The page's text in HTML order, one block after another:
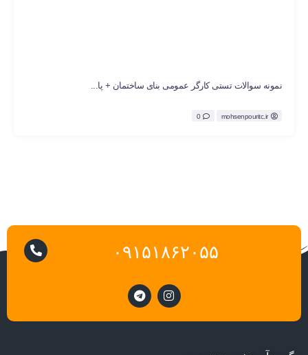
نمونه سوالات تستی کارگر عمومی بنای ساختمان + پا...
mohsenpouritc.ir
0
۰۹۱۵۱۸۶۲۰۵۵